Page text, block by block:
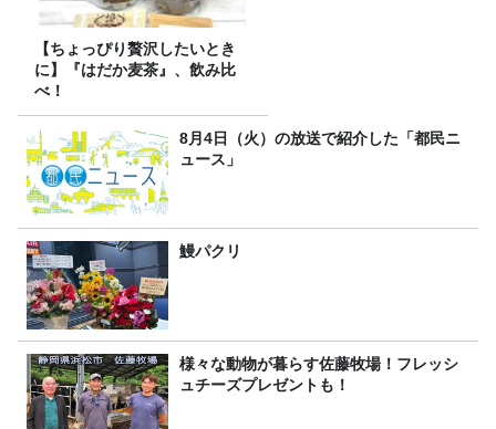
【ちょっぴり贅沢したいとき
に】『はだか麦茶』、飲み比
べ！
8月4日（火）の放送で紹介した「都民ニ
ュース」
鰻パクリ
様々な動物が暮らす佐藤牧場！フレッシ
ュチーズプレゼントも！